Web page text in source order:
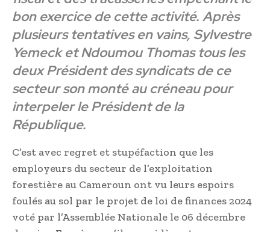
bon exercice de cette activité. Après
plusieurs tentatives en vains, Sylvestre
Yemeck et Ndoumou Thomas tous les
deux Président des syndicats de ce
secteur son monté au créneau pour
interpeler le Président de la
République.
C’est avec regret et stupéfaction que les
employeurs du secteur de l’exploitation
forestière au Cameroun ont vu leurs espoirs
foulés au sol par le projet de loi de finances 2024
voté par l’Assemblée Nationale le 06 décembre